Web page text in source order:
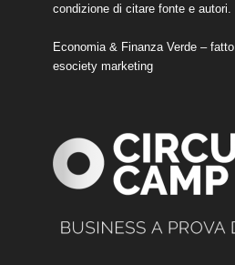
condizione di citare fonte e autori.
Economia & Finanza Verde –
esociety marketing